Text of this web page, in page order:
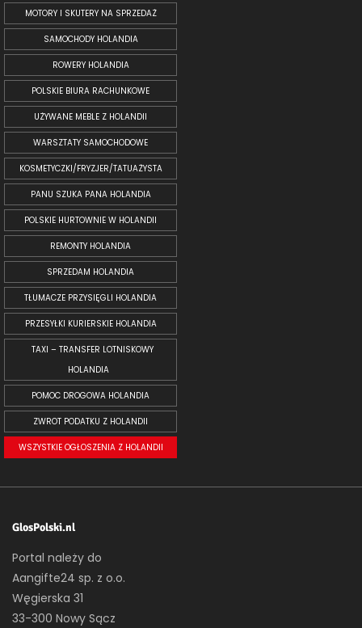
MOTORY I SKUTERY NA SPRZEDAŻ
SAMOCHODY HOLANDIA
ROWERY HOLANDIA
POLSKIE BIURA RACHUNKOWE
UŻYWANE MEBLE Z HOLANDII
WARSZTATY SAMOCHODOWE
KOSMETYCZKI/FRYZJER/TATUAŻYSTA
PANU SZUKA PANA HOLANDIA
POLSKIE HURTOWNIE W HOLANDII
REMONTY HOLANDIA
SPRZEDAM HOLANDIA
TŁUMACZE PRZYSIĘGLI HOLANDIA
PRZESYŁKI KURIERSKIE HOLANDIA
TAXI – TRANSFER LOTNISKOWY
HOLANDIA
POMOC DROGOWA HOLANDIA
ZWROT PODATKU Z HOLANDII
WSZYSTKIE OGŁOSZENIA Z HOLANDII
GlosPolski.nl
Portal należy do
Aangifte24 sp. z o.o.
Węgierska 31
33-300 Nowy Sącz